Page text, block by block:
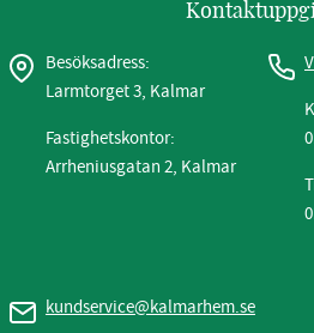
Besöksadress:
Larmtorget 3, Kalmar
Fastighetskontor:
Arrheniusgatan 2, Kalmar
kundservice@kalmarhem.se